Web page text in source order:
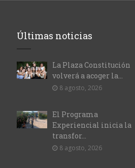
Últimas noticias
La Plaza Constitución
volverá a acoger la...
8 agosto, 2026
El Programa
Experiencial inicia la
transfor...
8 agosto, 2026